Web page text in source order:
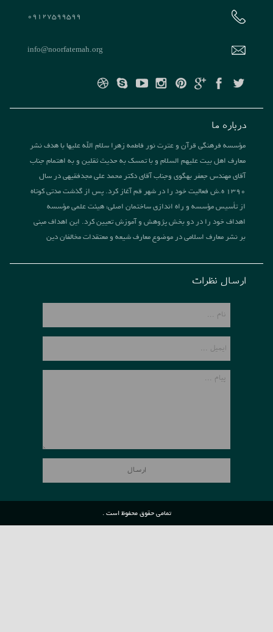
09127599599
info@noorfatemah.org
درباره ما
مؤسسه فرهنگی قرآن و عترت نور فاطمه زهرا سلام الله علیها با هدف نشر
معارف اهل بیت علیهم السلام و با تمسک به حدیث ثقلین و به اهتمام جناب
آقای مهندس جعفر بهگوی وجناب آقای دکتر محمد علی مجدفقیهی در سال
1390 ه.ش فعالیت خود را در شهر قم آغاز کرد. پس از گذشت مدتی کوتاه
از تأسیس مؤسسه و راه اندازی ساختمان اصلی، هیئت علمی مؤسسه
اهداف خود را در دو بخش پژوهش و آموزش تعیین کرد. این اهداف مبنی
بر نشر معارف اسلامی در موضوع معارف شیعه و معتقدات مخالفان دین
ارسال نظرات
تمامی حقوق محفوظ است .